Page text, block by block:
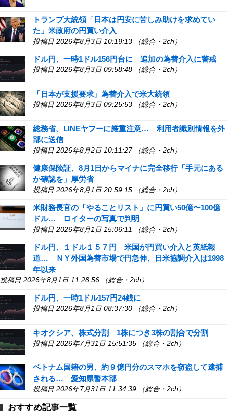
トランプ大統領「日本は円安に苦しみ助けを求めてい
た」米政府の円買い介入
投稿日 2026年8月3日 10:19:13 （総合・2ch）
ドル円、一時1ドル156円台に 追加の為替介入に警戒
投稿日 2026年8月3日 09:58:48 （総合・2ch）
「日本が支援要求」為替介入で米大統領
投稿日 2026年8月3日 09:25:53 （総合・2ch）
総務省、LINEヤフーに厳重注意… 利用者識別情報を外
部に送信
投稿日 2026年8月2日 10:11:27 （総合・2ch）
健康保険証、8月1日からマイナに完全移行「手元にある
か確認を」厚労省
投稿日 2026年8月1日 20:59:15 （総合・2ch）
米財務長官の「やることリスト」に円買い50億〜100億
ドル… ロイターの写真で判明
投稿日 2026年8月1日 15:06:11 （総合・2ch）
ドル円、１ドル１５７円 米国が円買い介入と英紙報
道… ＮＹ外国為替市場で円急伸、日米協調介入は1998
年以来
投稿日 2026年8月1日 11:28:56 （総合・2ch）
ドル円、一時1ドル157円24銭に
投稿日 2026年8月1日 08:37:30 （総合・2ch）
キオクシア、株式分割 1株につき3株の割合で分割
投稿日 2026年7月31日 15:51:35 （総合・2ch）
ベトナム国籍の男、約９億円分のスマホを窃盗して逮捕
される… 愛知県警本部
投稿日 2026年7月31日 11:34:39 （総合・2ch）
おすすめ記事一覧